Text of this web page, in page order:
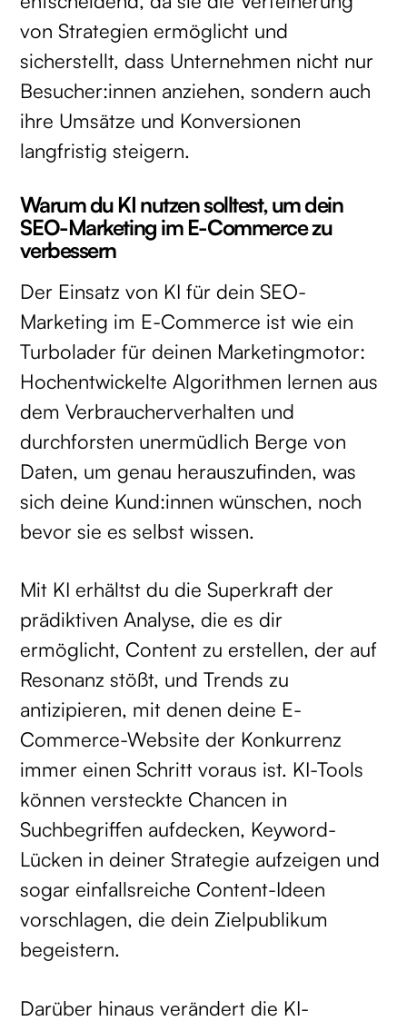
von Strategien ermöglicht und
sicherstellt, dass Unternehmen nicht nur
Besucher:innen anziehen, sondern auch
ihre Umsätze und Konversionen
langfristig steigern.
Warum du KI nutzen solltest, um dein
SEO-Marketing im E-Commerce zu
verbessern
Der Einsatz von KI für dein SEO-
Marketing im E-Commerce ist wie ein
Turbolader für deinen Marketingmotor:
Hochentwickelte Algorithmen lernen aus
dem Verbraucherverhalten und
durchforsten unermüdlich Berge von
Daten, um genau herauszufinden, was
sich deine Kund:innen wünschen, noch
bevor sie es selbst wissen.
Mit KI erhältst du die Superkraft der
prädiktiven Analyse, die es dir
ermöglicht, Content zu erstellen, der auf
Resonanz stößt, und Trends zu
antizipieren, mit denen deine E-
Commerce-Website der Konkurrenz
immer einen Schritt voraus ist. KI-Tools
können versteckte Chancen in
Suchbegriffen aufdecken, Keyword-
Lücken in deiner Strategie aufzeigen und
sogar einfallsreiche Content-Ideen
vorschlagen, die dein Zielpublikum
begeistern.
Darüber hinaus verändert die KI-